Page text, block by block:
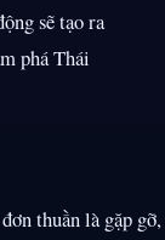
sẽ tạo ra
phá Thái
thuần là gặp gỡ,